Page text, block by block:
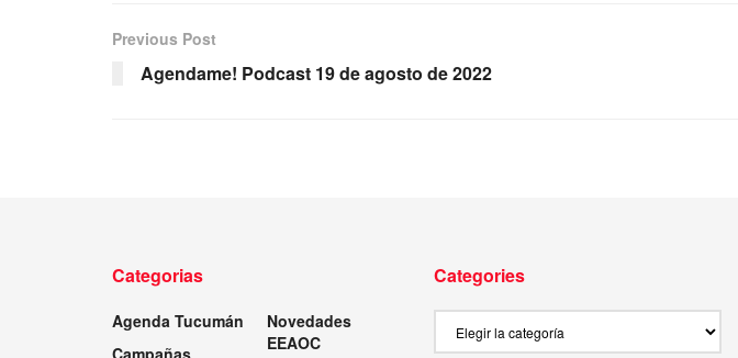
Previous Post
Agendame! Podcast 19 de agosto de 2022
Categorias
Agenda Tucumán
Novedades
EEAOC
Categories